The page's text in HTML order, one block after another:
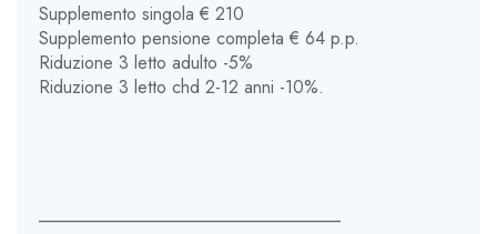
Supplemento singola € 210
Supplemento pensione completa € 64 p.p.
Riduzione 3 letto adulto -5%
Riduzione 3 letto chd 2-12 anni -10%.